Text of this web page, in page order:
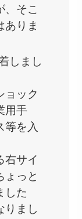
、そこ
ありま
しまし
ョック
用手
等を入
右サイ
ょっと
した
りまし